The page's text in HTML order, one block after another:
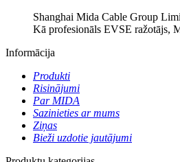
Shanghai Mida Cable Group
Kā profesionāls EVSE ražotājs,
Informācija
Produkti
Risinājumi
Par MIDA
Sazinieties ar mums
Ziņas
Bieži uzdotie jautājumi